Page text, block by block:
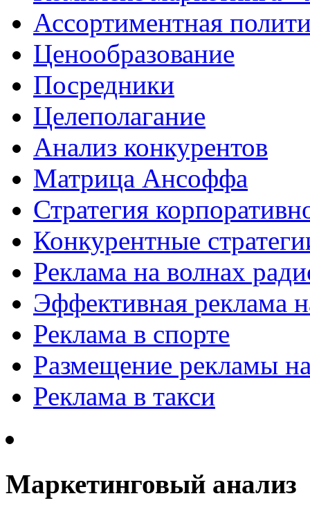
Ассортиментная
Ценообразование
Посредники
Целеполагание
Анализ конкурентов
Матрица Ансоффа
Стратегия
Конкурентные
Реклама на волнах
Эффективная реклама
Реклама в спорте
Размещение рекламы
Реклама в такси
Маркетинговый анализ